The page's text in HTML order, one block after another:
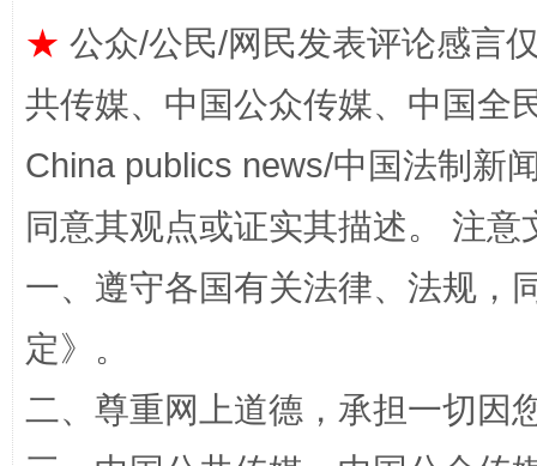
★ 公众/公民/网民发表评论感言
共传媒、中国公众传媒、中国全
China publics news/中国法制新
同意其观点或证实其描述。 注
一、遵守各国有关法律、法规，
定》。
二、尊重网上道德，承担一切因